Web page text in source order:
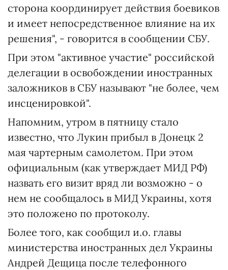
сторона координирует действия боевиков
и имеет непосредственное влияние на их
решения", - говорится в сообщении СБУ.
При этом "активное участие" российской
делегации в освобождении иностранных
заложников в СБУ называют "не более, чем
инсценировкой".
Напомним, утром в пятницу стало
известно, что Лукин прибыл в Донецк 2
мая чартерным самолетом. При этом
официальным (как утверждает МИД РФ)
назвать его визит вряд ли возможно - о
нем не сообщалось в МИД Украины, хотя
это положено по протоколу.
Более того, как сообщил и.о. главы
министерства иностранных дел Украины
Андрей Дещица после телефонного